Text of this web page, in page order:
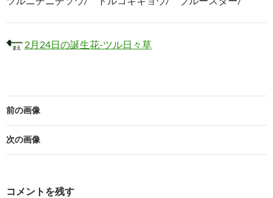
2月24日の誕生花-ツル日々草
前の画像
次の画像
コメントを残す